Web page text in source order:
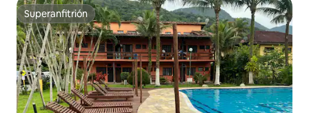
Superanfitrión
Superanfitrión